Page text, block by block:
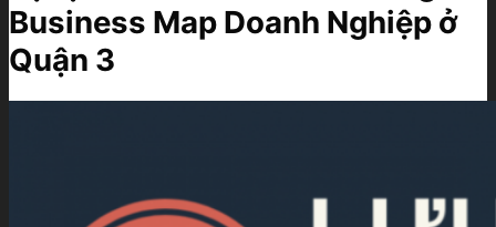
Business Map Doanh Nghiệp ở
Quận 3